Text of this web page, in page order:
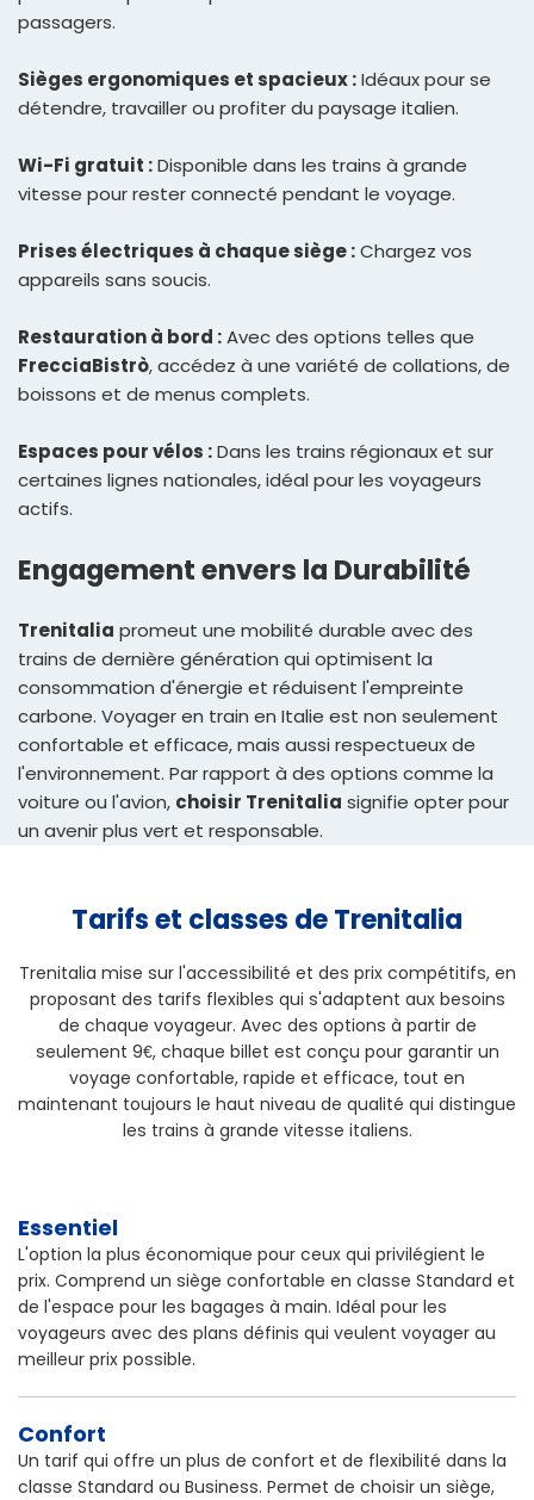
passagers.
Sièges ergonomiques et spacieux :Idéaux pour se
détendre, travailler ou profiter du paysage italien.
Wi-Fi gratuit :Disponible dans les trains à grande
vitesse pour rester connecté pendant le voyage.
Prises électriques à chaque siège :Chargez vos
appareils sans soucis.
Restauration à bord :Avec des options telles que
FrecciaBistrò, accédez à une variété de collations, de
boissons et de menus complets.
Espaces pour vélos :Dans les trains régionaux et sur
certaines lignes nationales, idéal pour les voyageurs
actifs.
Engagement envers la Durabilité
Trenitalia promeut une mobilité durable avec des
trains de dernière génération qui optimisent la
consommation d'énergie et réduisent l'empreinte
carbone. Voyager en train en Italie est non seulement
confortable et efficace, mais aussi respectueux de
l'environnement. Par rapport à des options comme la
voiture ou l'avion, choisir Trenitalia signifie opter pour
un avenir plus vert et responsable.
Tarifs et classes de Trenitalia
Trenitalia mise sur l'accessibilité et des prix compétitifs, en
proposant des tarifs flexibles qui s'adaptent aux besoins
de chaque voyageur. Avec des options à partir de
seulement 9€, chaque billet est conçu pour garantir un
voyage confortable, rapide et efficace, tout en
maintenant toujours le haut niveau de qualité qui distingue
les trains à grande vitesse italiens.
Essentiel
L'option la plus économique pour ceux qui privilégient le
prix. Comprend un siège confortable en classe Standard et
de l'espace pour les bagages à main. Idéal pour les
voyageurs avec des plans définis qui veulent voyager au
meilleur prix possible.
Confort
Un tarif qui offre un plus de confort et de flexibilité dans la
classe Standard ou Business. Permet de choisir un siège,